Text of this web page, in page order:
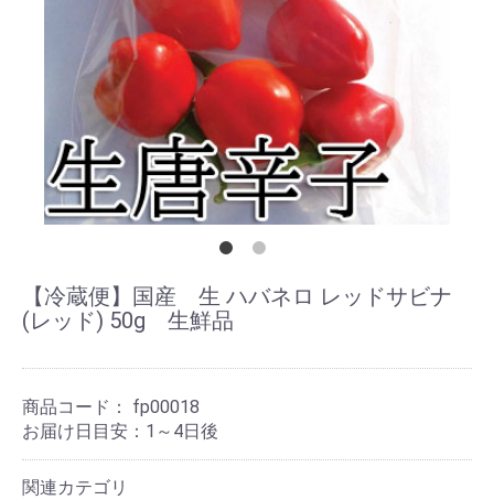
【冷蔵便】国産 生 ハバネロ レッドサビナ
(レッド) 50g 生鮮品
商品コード： fp00018
お届け日目安：1～4日後
関連カテゴリ